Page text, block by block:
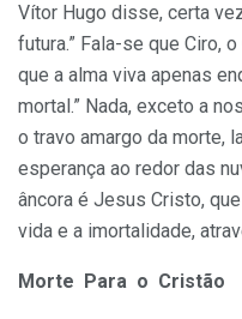
Vítor Hugo disse, certa
futura.” Fala-se que Ciro,
que a alma viva apenas
mortal.” Nada, exceto a
o travo amargo da morte,
esperança ao redor das
âncora é Jesus Cristo,
vida e a imortalidade,
Morte Para o Cristão